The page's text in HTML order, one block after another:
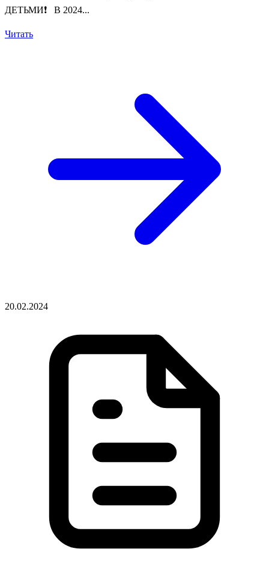
ДЕТЬМИ❗️ В 2024...
Читать
20.02.2024